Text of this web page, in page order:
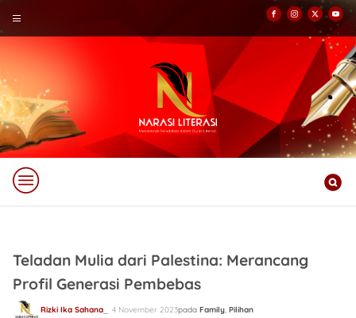
Teladan Mulia dari Palestina: Merancang
Profil Generasi Pembebas
Rizki Ika Sahana 4 November 2023pada Family Pilihan